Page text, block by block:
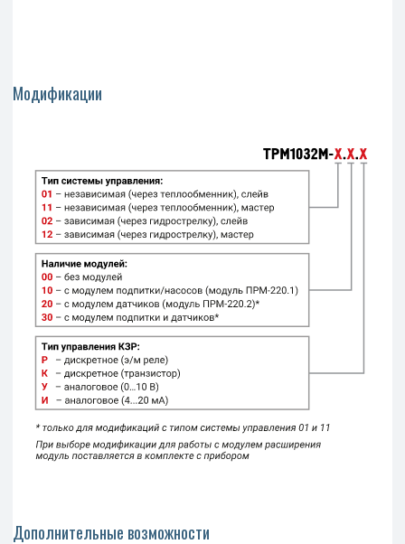
Модификации
Дополнительные возможности